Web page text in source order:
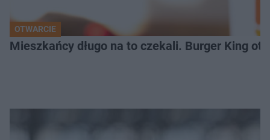
OTWARCIE
Mieszkańcy długo na to czekali. Burger King